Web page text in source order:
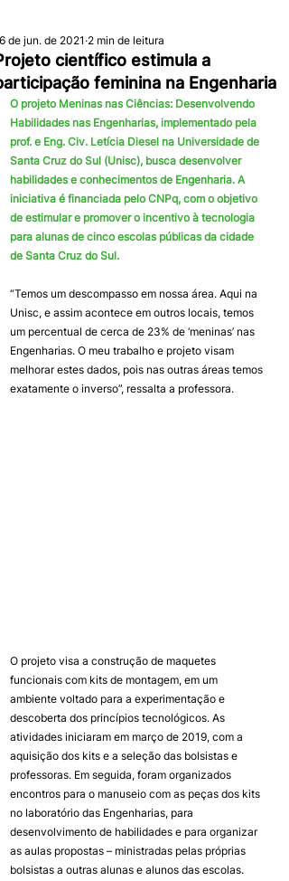
científico estimula a
feminina na Engenharia
de jun. de 2021 2 min de leitura
O projeto Meninas nas Ciências: Desenvolvendo
Habilidades nas Engenharias, implementado pela
prof. e Eng. Civ. Letícia Diesel na Universidade de
Santa Cruz do Sul (Unisc), busca desenvolver
habilidades e conhecimentos de Engenharia. A
iniciativa é financiada pelo CNPq, com o objetivo
de estimular e promover o incentivo à tecnologia
para alunas de cinco escolas públicas da cidade
de Santa Cruz do Sul.
“Temos um descompasso em nossa área. Aqui na
Unisc, e assim acontece em outros locais, temos
um percentual de cerca de 23% de ‘meninas’ nas
Engenharias. O meu trabalho e projeto visam
melhorar estes dados, pois nas outras áreas temos
exatamente o inverso”, ressalta a professora.
O projeto visa a construção de maquetes
funcionais com kits de montagem, em um
ambiente voltado para a experimentação e
descoberta dos princípios tecnológicos. As
atividades iniciaram em março de 2019, com a
aquisição dos kits e a seleção das bolsistas e
professoras. Em seguida, foram organizados
encontros para o manuseio com as peças dos kits
no laboratório das Engenharias, para
desenvolvimento de habilidades e para organizar
as aulas propostas – ministradas pelas próprias
bolsistas a outras alunas e alunos das escolas.